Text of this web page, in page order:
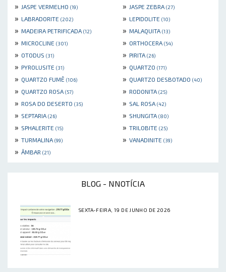
» JASPE VERMELHO (19) » JASPE ZEBRA (27)
» LABRADORITE (202) » LEPIDOLITE (10)
» MADEIRA PETRIFICADA (12) » MALAQUITA (13)
» MICROCLINE (301) » ORTHOCERA (54)
» OTODUS (31) » PIRITA (26)
» PYROLUSITE (31) » QUARTZO (171)
» QUARTZO FUMÊ (106) » QUARTZO DESBOTADO (40)
» QUARTZO ROSA (57) » RODONITA (25)
» ROSA DO DESERTO (35) » SAL ROSA (42)
» SEPTARIA (26) » SHUNGITA (80)
» SPHALERITE (15) » TRILOBITE (25)
» TURMALINA (99) » VANADINITE (39)
» ÂMBAR (21)
BLOG - NNOTÍCIA
SEXTA-FEIRA, 19 DE JUNHO DE 2026